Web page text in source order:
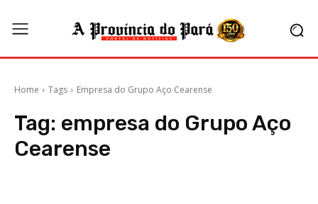
Home Tags Empresa do Grupo Aço Cearense
Tag: empresa do Grupo Aço
Cearense